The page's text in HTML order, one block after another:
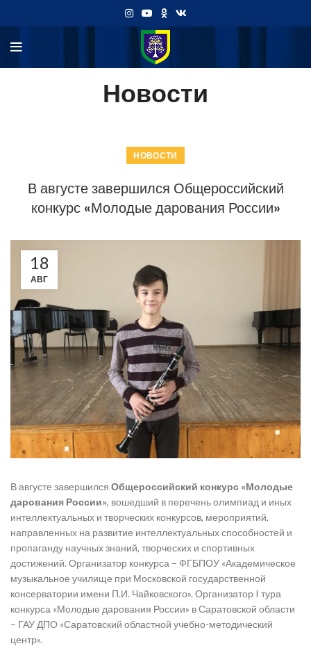
Новости
НОВОСТИ
В августе завершился Общероссийский
конкурс «Молодые дарования России»
18
АВГ
В августе завершился Общероссийский конкурс «Молодые
дарования России», вошедший в перечень олимпиад и иных
интеллектуальных и творческих конкурсов, мероприятий,
направленных на развитие интеллектуальных способностей и
пропаганду научных знаний, творческих и спортивных
достижений. Организатор конкурса – ФГБПОУ «Академическое
музыкальное училище при Московской государственной
консерватории имени П.И. Чайковского». Организатор I тура
конкурса «Молодые дарования России» в Саратовской области
– ГАУ ДПО «Саратовский областной учебно-методический
центр».